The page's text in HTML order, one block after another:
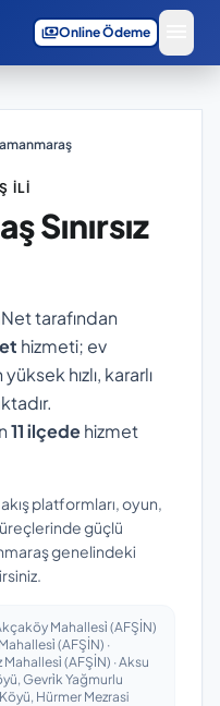
paymentsOnline Ödeme
İLI
Sınırsız
tarafından
hizmeti; ev
hızlı, kararlı
11 ilçedehizmet
platformları, oyun,
güçlü
genelindeki
Mahallesi̇ (AFŞİN)
(AFŞİN) ·
(AFŞİN) · Aksu
Gevri̇k Yağmurlu
Hürmer Mezrasi